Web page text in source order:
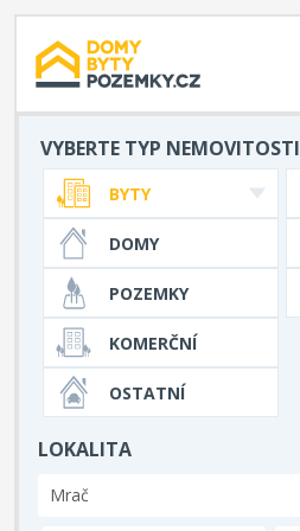
VYBERTE TYP NEMOVITOSTI
BYTY
DOMY
POZEMKY
KOMERČNÍ
OSTATNÍ
LOKALITA